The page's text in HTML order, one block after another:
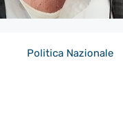
Politica Nazionale